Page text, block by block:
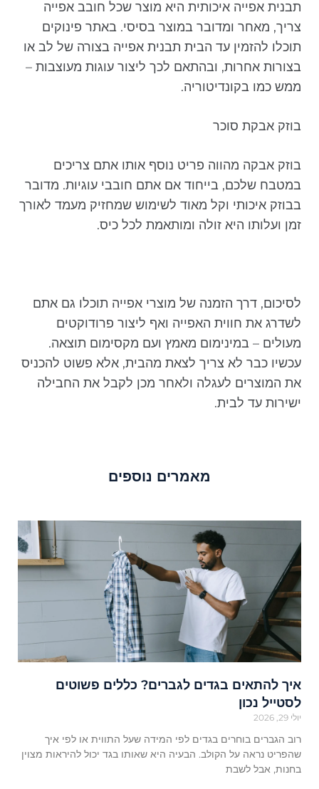
תבנית אפייה איכותית היא מוצר שכל חובב אפייה
צריך, מאחר ומדובר במוצר בסיסי. באתר פינוקים
תוכלו להזמין עד הבית תבנית אפייה בצורה של לב או
בצורות אחרות, ובהתאם לכך ליצור עוגות מעוצבות –
ממש כמו בקונדיטוריה.
בוזק אבקת סוכר
בוזק אבקה מהווה פריט נוסף אותו אתם צריכים
במטבח שלכם, בייחוד אם אתם חובבי עוגיות. מדובר
בבוזק איכותי וקל מאוד לשימוש שמחזיק מעמד לאורך
זמן ועלותו היא זולה ומותאמת לכל כיס.
לסיכום, דרך הזמנה של מוצרי אפייה תוכלו גם אתם
לשדרג את חווית האפייה ואף ליצור פרודוקטים
מעולים – במינימום מאמץ ועם מקסימום תוצאה.
עכשיו כבר לא צריך לצאת מהבית, אלא פשוט להכניס
את המוצרים לעגלה ולאחר מכן לקבל את החבילה
ישירות עד לבית.
מאמרים נוספים
איך להתאים בגדים לגברים? כללים פשוטים
לסטייל נכון
יולי 29, 2026
רוב הגברים בוחרים בגדים לפי המידה שעל התווית או לפי איך
שהפריט נראה על הקולב. הבעיה היא שאותו בגד יכול להיראות מצוין
בחנות, אבל לשבת